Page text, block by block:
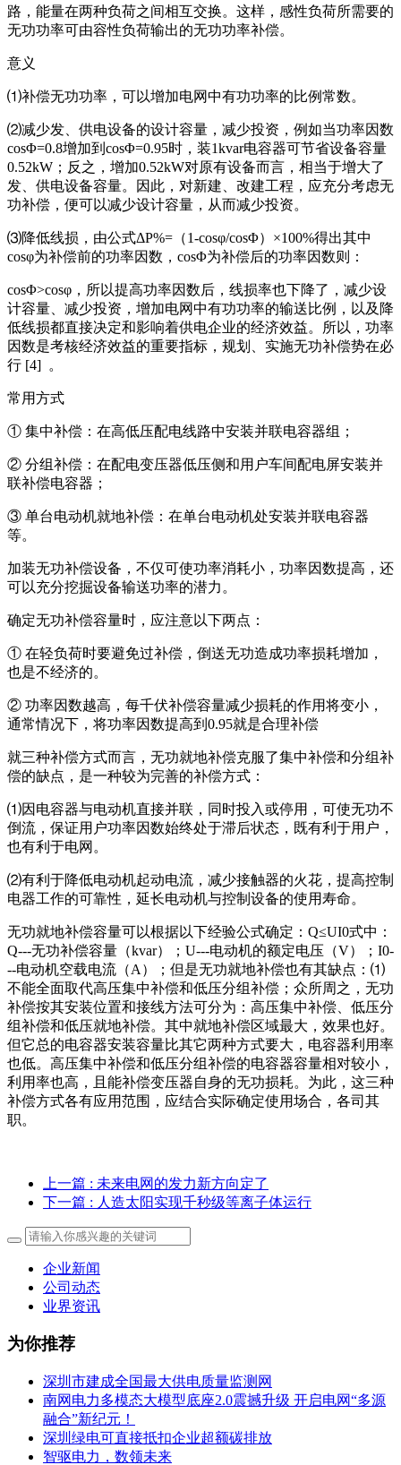
路，能量在两种负荷之间相互交换。这样，感性负荷所需要的
无功功率可由容性负荷输出的无功功率补偿。
意义
⑴补偿无功功率，可以增加电网中有功功率的比例常数。
⑵减少发、供电设备的设计容量，减少投资，例如当功率因数
cosΦ=0.8增加到cosΦ=0.95时，装1kvar电容器可节省设备容量
0.52kW；反之，增加0.52kW对原有设备而言，相当于增大了
发、供电设备容量。因此，对新建、改建工程，应充分考虑无
功补偿，便可以减少设计容量，从而减少投资。
⑶降低线损，由公式ΔΡ%=（1-cosφ/cosΦ）×100%得出其中
cosφ为补偿前的功率因数，cosΦ为补偿后的功率因数则：
cosΦ>cosφ，所以提高功率因数后，线损率也下降了，减少设
计容量、减少投资，增加电网中有功功率的输送比例，以及降
低线损都直接决定和影响着供电企业的经济效益。所以，功率
因数是考核经济效益的重要指标，规划、实施无功补偿势在必
行 [4] 。
常用方式
① 集中补偿：在高低压配电线路中安装并联电容器组；
② 分组补偿：在配电变压器低压侧和用户车间配电屏安装并
联补偿电容器；
③ 单台电动机就地补偿：在单台电动机处安装并联电容器
等。
加装无功补偿设备，不仅可使功率消耗小，功率因数提高，还
可以充分挖掘设备输送功率的潜力。
确定无功补偿容量时，应注意以下两点：
① 在轻负荷时要避免过补偿，倒送无功造成功率损耗增加，
也是不经济的。
② 功率因数越高，每千伏补偿容量减少损耗的作用将变小，
通常情况下，将功率因数提高到0.95就是合理补偿
就三种补偿方式而言，无功就地补偿克服了集中补偿和分组补
偿的缺点，是一种较为完善的补偿方式：
⑴因电容器与电动机直接并联，同时投入或停用，可使无功不
倒流，保证用户功率因数始终处于滞后状态，既有利于用户，
也有利于电网。
⑵有利于降低电动机起动电流，减少接触器的火花，提高控制
电器工作的可靠性，延长电动机与控制设备的使用寿命。
无功就地补偿容量可以根据以下经验公式确定：Q≤UΙ0式中：
Q---无功补偿容量（kvar）；U---电动机的额定电压（V）；Ι0-
--电动机空载电流（A）；但是无功就地补偿也有其缺点：⑴
不能全面取代高压集中补偿和低压分组补偿；众所周之，无功
补偿按其安装位置和接线方法可分为：高压集中补偿、低压分
组补偿和低压就地补偿。其中就地补偿区域最大，效果也好。
但它总的电容器安装容量比其它两种方式要大，电容器利用率
也低。高压集中补偿和低压分组补偿的电容器容量相对较小，
利用率也高，且能补偿变压器自身的无功损耗。为此，这三种
补偿方式各有应用范围，应结合实际确定使用场合，各司其
职。
上一篇 : 未来电网的发力新方向定了
下一篇 : 人造太阳实现千秒级等离子体运行
企业新闻
公司动态
业界资讯
为你推荐
深圳市建成全国最大供电质量监测网
南网电力多模态大模型底座2.0震撼升级 开启电网“多源
融合”新纪元！
深圳绿电可直接抵扣企业超额碳排放
智驱电力，数领未来